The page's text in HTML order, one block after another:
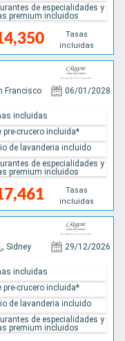
Tasas
incluidas
de especialidades y
premium incluidos
Francisco 06/01/2028
Tasas
incluidas
incluidas
pre-crucero incluida*
de lavanderia incluido
de especialidades y
premium incluidos
Sidney 29/12/2026
incluidas
pre-crucero incluida*
de lavanderia incluido
de especialidades y
premium incluidos